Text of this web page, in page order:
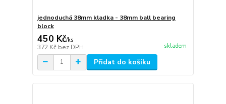
jednoduchá 38mm kladka - 38mm ball bearing
block
450 Kč/ks
372 Kč bez DPH skladem
Přidat do košíku